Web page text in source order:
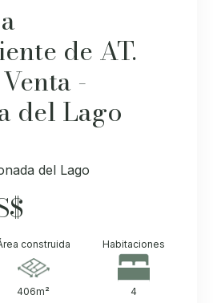
de AT.
-
del Lago
del Lago
construida
406m²
Habitaciones
4